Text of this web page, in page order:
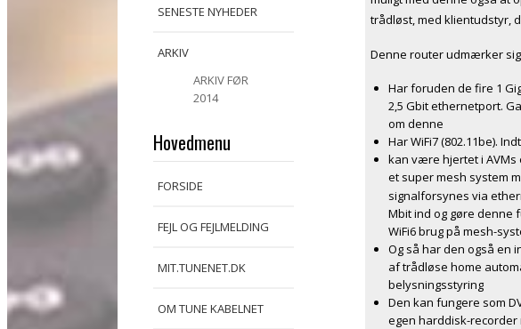
SENESTE NYHEDER
ARKIV
ARKIV FØR
2014
Hovedmenu
FORSIDE
FEJL OG FEJLMELDING
MIT.TUNENET.DK
OM TUNE KABELNET
trådløst, med klientudstyr,
Denne router udmærker
Har foruden de fire 1
2,5 Gbit ethernetport.
om denne
Har WiFi7 (802.11be).
kan være hjertet i
et super mesh system
signalforsynes via
Mbit ind og gøre
WiFi6 brug på mesh-
Og så har den også en
af trådløse home
belysningsstyring
Den kan fungere som
egen harddisk-